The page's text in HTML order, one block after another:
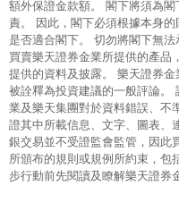
額外保證金款額。 閣下將須為
責。 因此，閣下必須根據本身
是否適合閣下。 切勿將閣下無
買賣樂天證券金業所提供的產品
提供的資料及披露。 樂天證券
被詮釋為投資建議的一般評論。
業及樂天集團對於資料錯誤、不
證其中所載信息、文字、圖表、
銀交易並不受證監會監管，因此
所頒布的規則或規例所約束，包
步行動前先閱讀及瞭解樂天證券